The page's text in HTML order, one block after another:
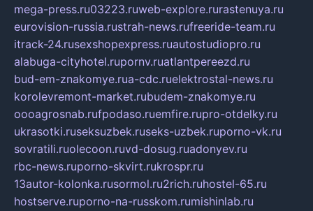
mega-press.ru03223.ruweb-explore.rurastenuya.ru
eurovision-russia.rustrah-news.rufreeride-team.ru
itrack-24.rusexshopexpress.ruautostudiopro.ru
alabuga-cityhotel.rupornv.ruatlantpereezd.ru
bud-em-znakomye.rua-cdc.ruelektrostal-news.ru
korolevremont-market.rubudem-znakomye.ru
oooagrosnab.rufpodaso.ruemfire.rupro-otdelky.ru
ukrasotki.ruseksuzbek.ruseks-uzbek.ruporno-vk.ru
sovratili.ruolecoon.ruvd-dosug.ruadonyev.ru
rbc-news.ruporno-skvirt.rukrospr.ru
13autor-kolonka.rusormol.ru2rich.ruhostel-65.ru
hostserve.ruporno-na-russkom.rumishinlab.ru